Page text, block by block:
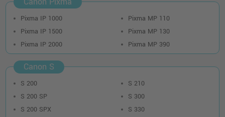
Pixma IP 1000
Pixma IP 1500
Pixma IP 2000
Pixma MP 110
Pixma MP 130
Pixma MP 390
Canon S
S 200
S 200 SP
S 200 SPX
S 210
S 300
S 330